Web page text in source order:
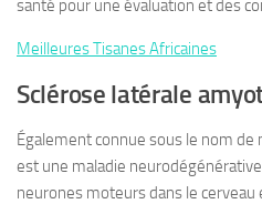
santé pour une évaluation et des
Meilleures Tisanes Africaines
Sclérose latérale
Également connue sous le nom de
est une maladie
neurones moteurs dans le cerveau